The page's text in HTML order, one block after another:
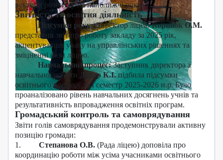
вектори розвитку на найближчі роки.
Звітність та освітня діяльність
· Підсумки року:Директор ліцеюКорніюк О.М.
представив звіт про роботу закладу за 2025 рік,
акцентувавши увагу на управлінських рішеннях та
зміцненні бази ліцею.
· Навчальний процес:Заступник директора з
навчальної роботи Дудар К.І.підбила підсумки
освітнього процесу за І семестр 2025-2026 н.р. Було
проаналізовано рівень навчальних досягнень учнів та
результативність впровадження освітніх програм.
Громадський контроль та самоврядування
Звіти голів самоврядування продемонстрували активну
позицію громади:
1.
Степанова О.В.(Рада ліцею) доповіла про
координацію роботи між усіма учасниками освітнього